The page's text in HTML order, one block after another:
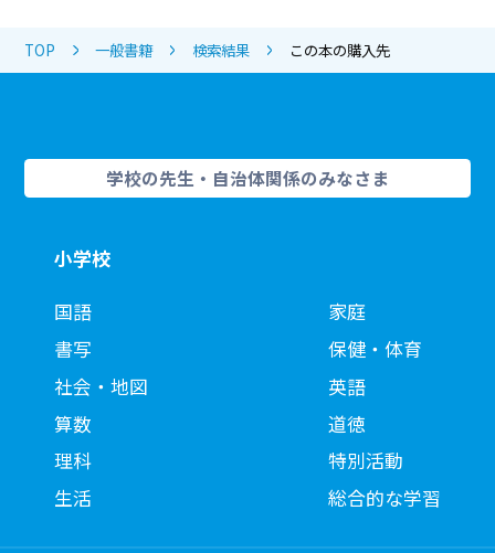
TOP 一般書籍 検索結果 この本の購入先
学校の先生・自治体関係のみなさま
小学校
国語
書写
社会・地図
算数
理科
生活
家庭
保健・体育
英語
道徳
特別活動
総合的な学習